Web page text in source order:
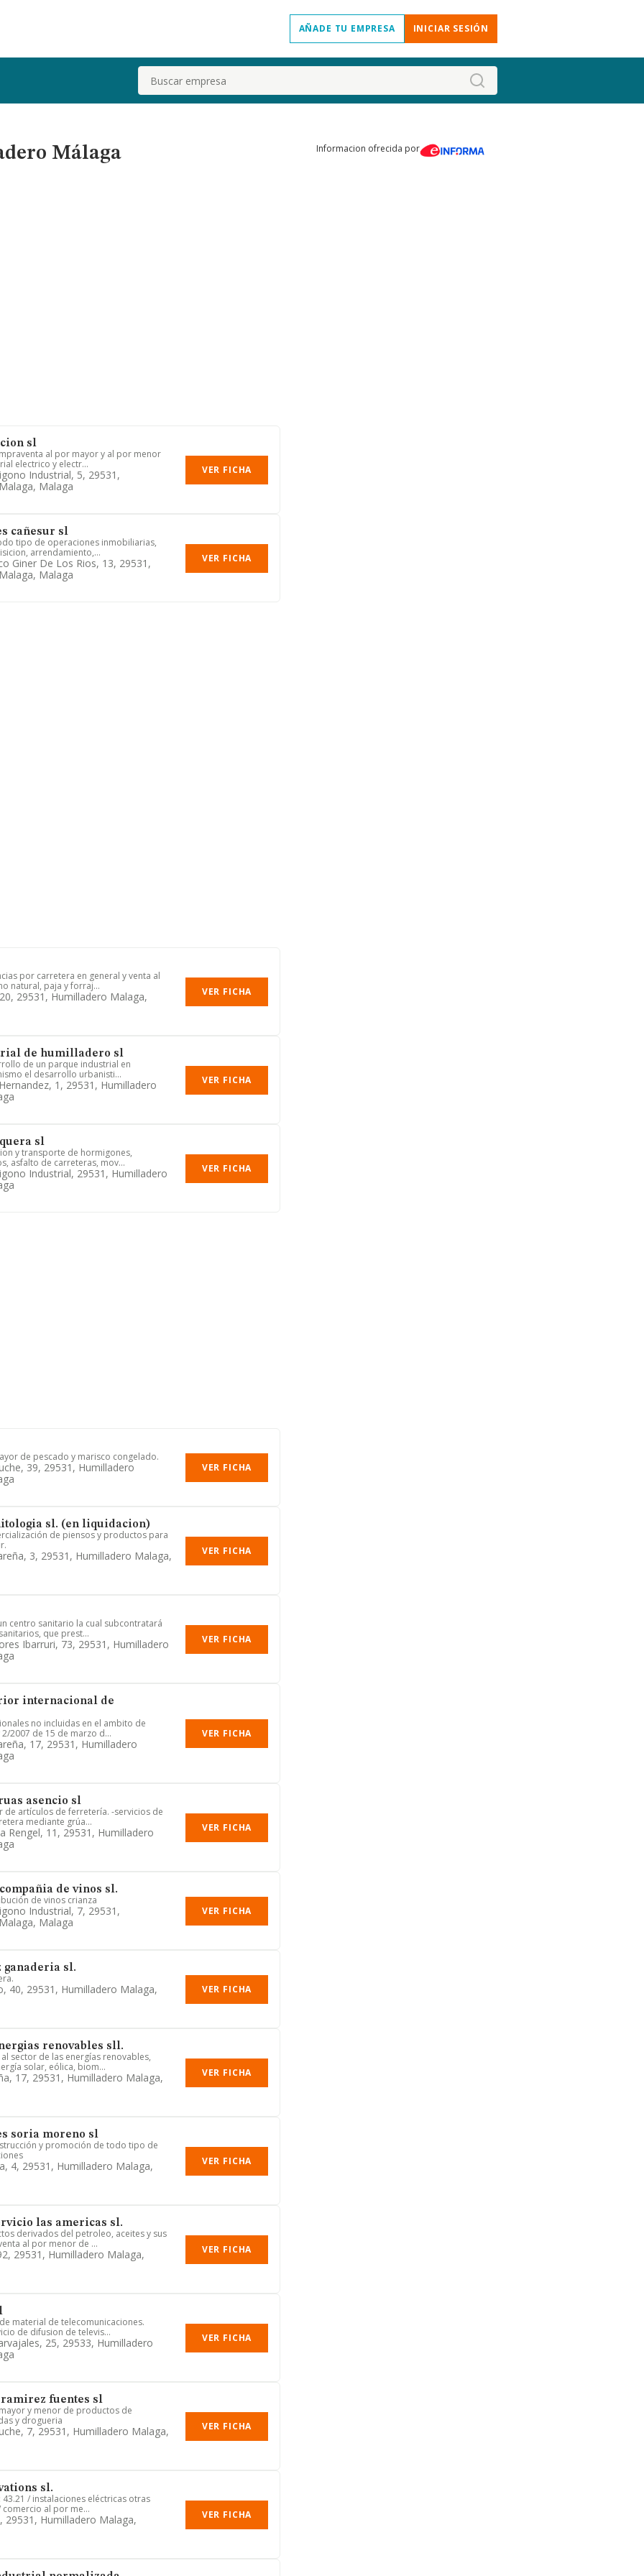
AÑADE TU EMPRESA INICIAR SESIÓN
Buscar
Málaga
sl
al por mayor y al por menor
electrico y electr...
Industrial, 5, 29531,
Malaga
VER FICHA
cañesur sl
tipo de operaciones inmobiliarias,
arrendamiento,...
Giner De Los Rios, 13, 29531,
Malaga
VER FICHA
por carretera en general y venta al
natural, paja y forraj...
29531, Humilladero Malaga,
VER FICHA
de humilladero sl
de un parque industrial en
el desarrollo urbanisti...
1, 29531, Humilladero
VER FICHA
sl
y transporte de hormigones,
asfalto de carreteras, mov...
Industrial, 29531, Humilladero
VER FICHA
de pescado y marisco congelado.
39, 29531, Humilladero
VER FICHA
sl. (en liquidacion)
de piensos y productos para
3, 29531, Humilladero Malaga,
VER FICHA
centro sanitario la cual subcontratará
que prest...
Ibarruri, 73, 29531, Humilladero
VER FICHA
internacional de
no incluidas en el ambito de
2007 de 15 de marzo d...
17, 29531, Humilladero
VER FICHA
asencio sl
de artículos de ferretería. -servicios de
mediante grúa...
Rengel, 11, 29531, Humilladero
VER FICHA
de vinos sl.
de vinos crianza
Industrial, 7, 29531,
Malaga
VER FICHA
sl.
40, 29531, Humilladero Malaga,
VER FICHA
renovables sll.
sector de las energías renovables,
solar, eólica, biom...
17, 29531, Humilladero Malaga,
VER FICHA
soria moreno sl
y promoción de todo tipo de
4, 29531, Humilladero Malaga,
VER FICHA
las americas sl.
derivados del petroleo, aceites y sus
al por menor de ...
29531, Humilladero Malaga,
VER FICHA
material de telecomunicaciones.
de difusion de televis...
25, 29533, Humilladero
VER FICHA
fuentes sl
y menor de productos de
y drogueria
7, 29531, Humilladero Malaga,
VER FICHA
sl.
/ instalaciones eléctricas otras
comercio al por me...
29531, Humilladero Malaga,
VER FICHA
Informacion ofrecida por